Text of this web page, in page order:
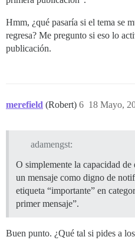
Hmm, ¿qué pasaría si el tema se
regresa? Me pregunto si eso lo
publicación.
merefield (Robert) 18 Mayo,
6
adamengst:
O simplemente la capacidad
un mensaje como digno de
etiqueta “importante” en
primer mensaje”.
Buen punto. ¿Qué tal si pides a